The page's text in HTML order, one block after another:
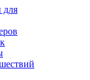
для